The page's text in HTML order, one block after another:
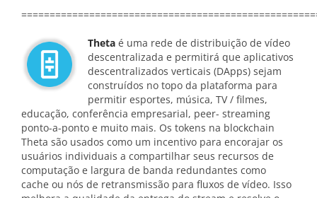
Theta é uma rede de distribuição de vídeo
descentralizada e permitirá que aplicativos
descentralizados verticais (DApps) sejam
construídos no topo da plataforma para
permitir esportes, música, TV / filmes,
educação, conferência empresarial, peer- streaming
ponto-a-ponto e muito mais. Os tokens na blockchain
Theta são usados ​​como um incentivo para encorajar os
usuários individuais a compartilhar seus recursos de
computação e largura de banda redundantes como
cache ou nós de retransmissão para fluxos de vídeo. Isso